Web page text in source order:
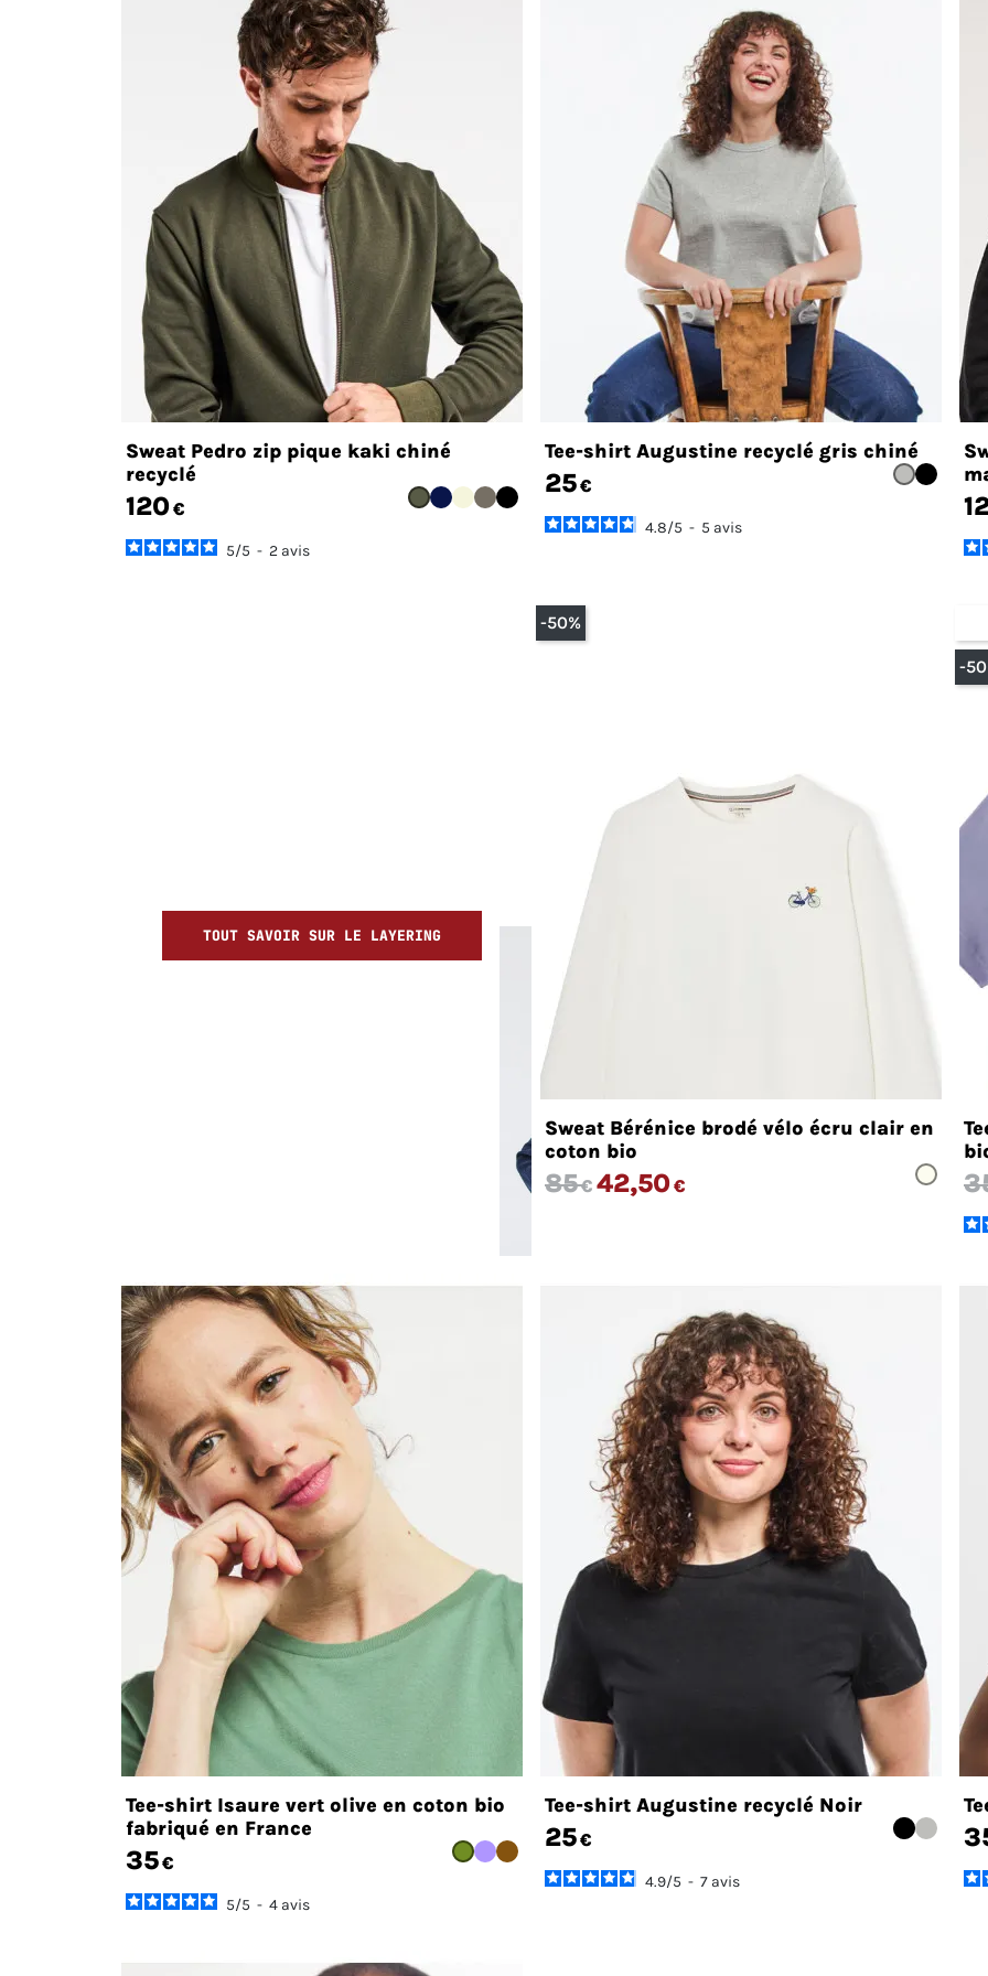
Sweat Pedro zip pique kaki chiné
recyclé
120€
5/5 - 2 avis
Tee-shirt Augustine recyclé gris chiné
25€
4.8/5 - 5 avis
TOUT SAVOIR SUR LE LAYERING
Sweat Bérénice brodé vélo écru clair en
coton bio
85€ 42,50€
-50%
-
Tee-shirt Isaure vert olive en coton bio
fabriqué en France
35€
5/5 - 4 avis
Tee-shirt Augustine recyclé Noir
25€
4.9/5 - 7 avis